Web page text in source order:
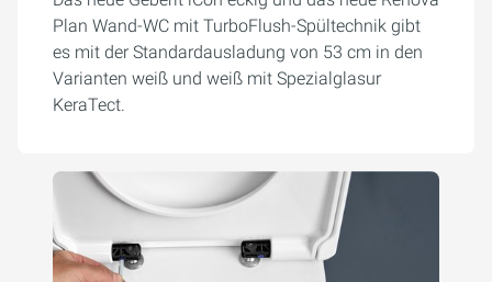
Plan Wand-WC mit TurboFlush-Spültechnik gibt
es mit der Standardausladung von 53 cm in den
Varianten weiß und weiß mit Spezialglasur
KeraTect.